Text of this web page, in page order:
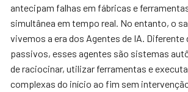
antecipam falhas em fábricas e
simultânea em tempo real. No entanto, o
vivemos a era dos Agentes de IA. Diferente
passivos, esses agentes são sistemas
de raciocinar, utilizar ferramentas e
complexas do início ao fim sem